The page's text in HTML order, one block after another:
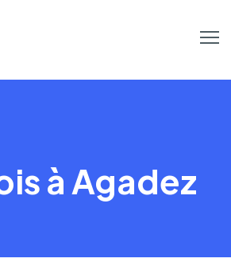
à Agadez